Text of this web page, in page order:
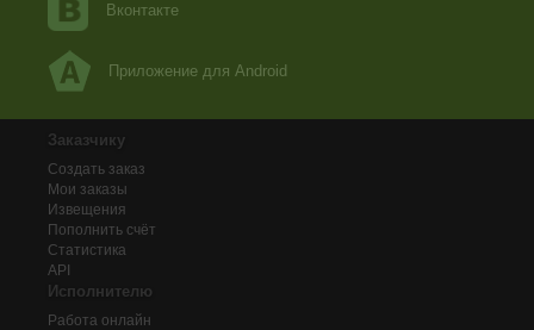
Вконтакте
Приложение для Android
Заказчику
Создать заказ
Мои заказы
Извещения
Пополнить счёт
Статистика
API
Исполнителю
Работа онлайн